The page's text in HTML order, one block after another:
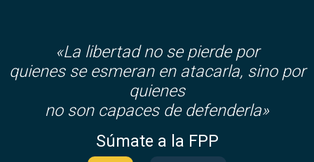
«La libertad no se pierde por
quienes se esmeran en atacarla, sino por
quienes
no son capaces de defenderla»
Súmate a la FPP